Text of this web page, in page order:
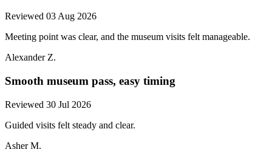
Reviewed 03 Aug 2026
Meeting point was clear, and the museum visits felt manageable.
Alexander Z.
Smooth museum pass, easy timing
Reviewed 30 Jul 2026
Guided visits felt steady and clear.
Asher M.